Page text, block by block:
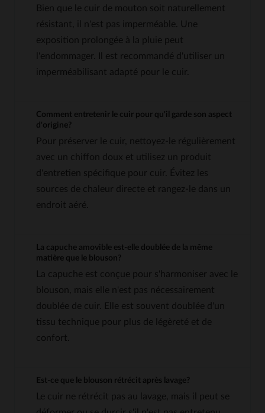
Bien que le cuir de mouton soit naturellement
résistant, il n'est pas imperméable. Une
exposition prolongée à la pluie peut
l'endommager. Il est recommandé d'utiliser un
imperméabilisant adapté pour le cuir.
Comment entretenir le cuir pour qu'il garde son aspect
d'origine?
Pour préserver le cuir, nettoyez-le régulièrement
avec un chiffon doux et utilisez un produit
d'entretien spécifique pour cuir. Évitez les
sources de chaleur directe et rangez-le dans un
endroit aéré.
La capuche amovible est-elle doublée de la même
matière que le blouson?
La capuche est conçue pour s'harmoniser avec le
blouson, mais elle n'est pas nécessairement
doublée de cuir. Elle est souvent doublée d'un
tissu technique pour plus de légèreté et de
confort.
Est-ce que le blouson rétrécit après lavage?
Le cuir ne rétrécit pas au lavage, mais il peut se